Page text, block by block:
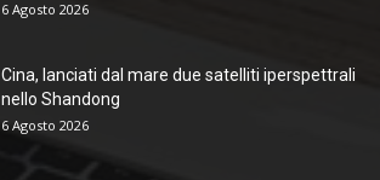
6 Agosto 2026
Cina, lanciati dal mare due satelliti iperspettrali
nello Shandong
6 Agosto 2026